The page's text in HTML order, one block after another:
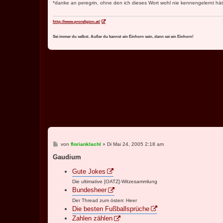
*danke an peregrin, ohne den ich dieses Wort wohl nie kennengelernt
http://www.proreligion.at/
Sei immer du selbst. Außer du kannst ein Einhorn sein, dann sei ein Einhorn!
B
i
von florianklachl » Di Mai 24, 2005 2:18 am
Gaudium
Gute Jokes
Die ultimative [OATZ]-Witzesammlung
Bundesheer
Der Thread zum österr. Heer
Die besten Fußballsprüche
Zahlen zählen